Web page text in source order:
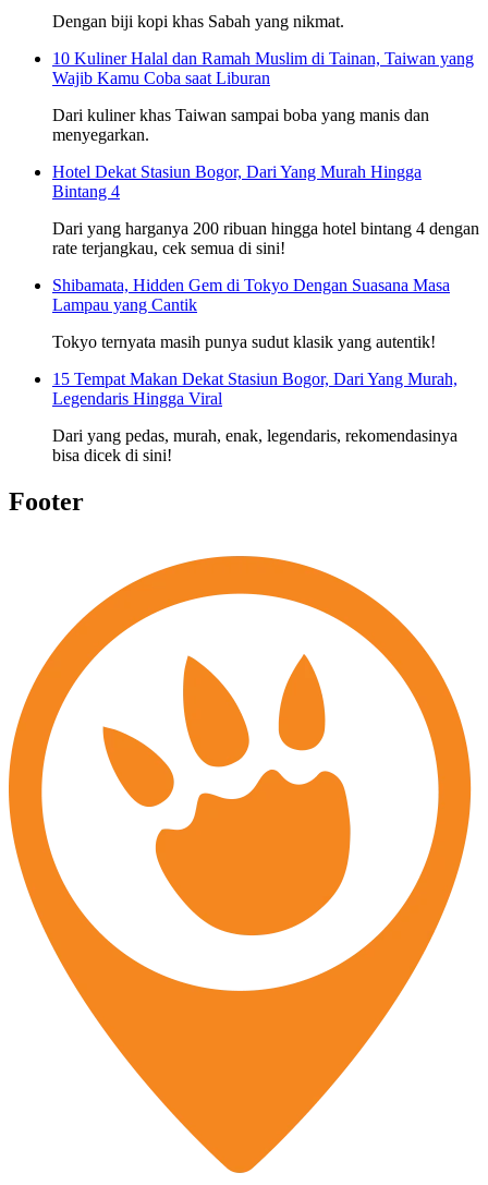
Dengan biji kopi khas Sabah yang nikmat.
10 Kuliner Halal dan Ramah Muslim di Tainan, Taiwan yang
Wajib Kamu Coba saat Liburan
Dari kuliner khas Taiwan sampai boba yang manis dan
menyegarkan.
Hotel Dekat Stasiun Bogor, Dari Yang Murah Hingga
Bintang 4
Dari yang harganya 200 ribuan hingga hotel bintang 4 dengan
rate terjangkau, cek semua di sini!
Shibamata, Hidden Gem di Tokyo Dengan Suasana Masa
Lampau yang Cantik
Tokyo ternyata masih punya sudut klasik yang autentik!
15 Tempat Makan Dekat Stasiun Bogor, Dari Yang Murah,
Legendaris Hingga Viral
Dari yang pedas, murah, enak, legendaris, rekomendasinya
bisa dicek di sini!
Footer